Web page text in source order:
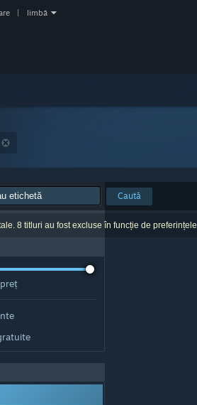
limbă
Caută
8 titluri au fost excluse în funcție de